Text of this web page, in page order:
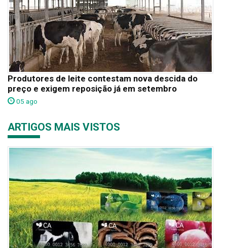
Produtores de leite contestam nova descida do
preço e exigem reposição já em setembro
05 ago
ARTIGOS MAIS VISTOS